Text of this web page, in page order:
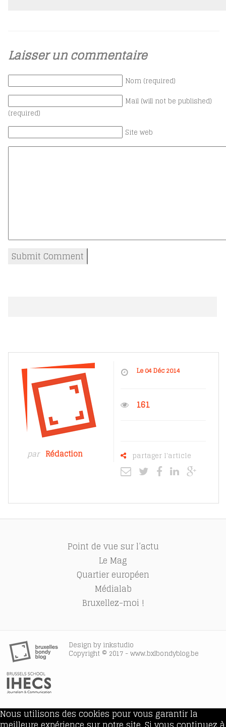
Laisser un commentaire
Nom (required)
Mail (will not be published)
(required)
Site web
par Rédaction
Le 04 Déc 2014
161
partager l'article
Point de vue sur l’actu
Le Mag
Quartier européen
Médialab
Bruxellez-moi !
Design by inkstudio
Copyright © 2017 - www.bxlbondyblog.be
Nous utilisons des cookies pour vous garantir la